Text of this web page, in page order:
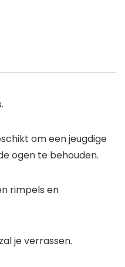
om een jeugdige
ogen te behouden.
rimpels en
je verrassen.